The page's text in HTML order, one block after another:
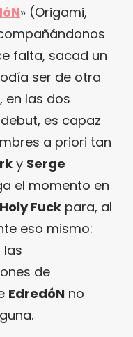
» (Origami,
falta, sacad un
ser de otra
en las dos
es capaz
a priori tan
y Serge
el momento en
Holy Fuck para, al
eso mismo:
las
de
EdredóN no